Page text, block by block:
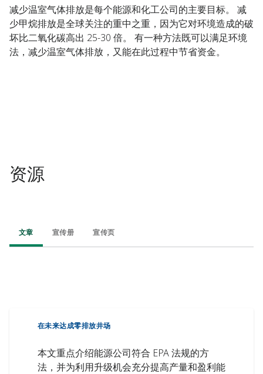
减少温室气体排放是每个能源和化工公司的主要目标。 减
少甲烷排放是全球关注的重中之重，因为它对环境造成的破
坏比二氧化碳高出 25-30 倍。 有一种方法既可以满足环境
法，减少温室气体排放，又能在此过程中节省资金。
资源
文章 宣传册 宣传页
在未来达成零排放井场
本文重点介绍能源公司符合 EPA 法规的方
法，并为利用升级机会充分提高产量和盈利能